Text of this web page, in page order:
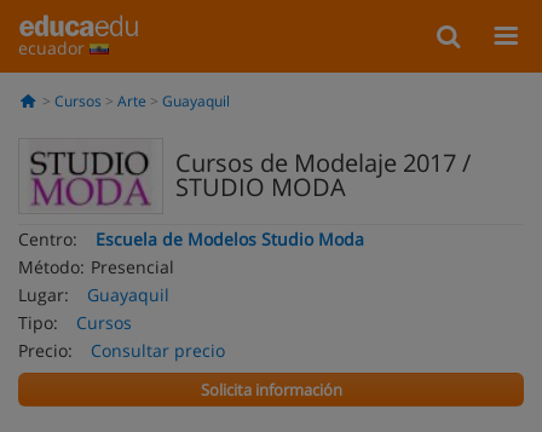
ecuador
Cursos Arte Guayaquil
Cursos de Modelaje 2017 /
STUDIO MODA
Centro:
Escuela de Modelos Studio Moda
Método: Presencial
Lugar:
Guayaquil
Tipo:
Cursos
Precio:
Consultar precio
Solicita información